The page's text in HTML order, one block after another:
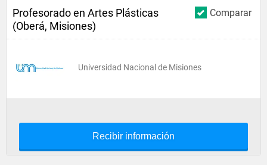
Comparar
Profesorado en Artes Plásticas
(Oberá, Misiones)
Universidad Nacional de Misiones
Recibir información